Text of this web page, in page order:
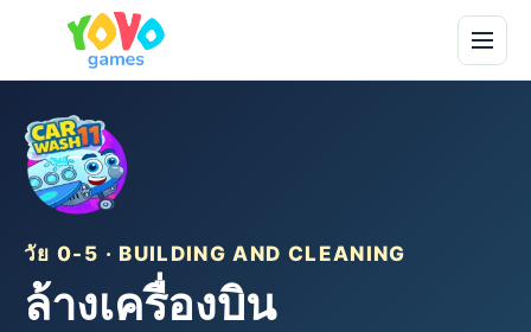
วัย 0-5 · BUILDING AND CLEANING
ล้างเครื่องบิน